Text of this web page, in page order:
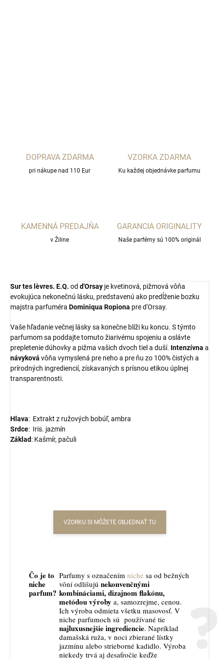
DOPRAVA ZDARMA
pri nákupe nad 110 Eur
VZORKA ZDARMA
Ku každej objednávke parfumu
KAMENNÁ PREDAJŇA
v Žiline
GARANCIA ORIGINALITY
Naše parfémy sú 100% originál
Sur tes lèvres. E.Q. od d'Orsay je kvetinová, pižmová vôňa
evokujúca nekonečnú lásku, predstavenú ako predĺženie bozku
majstra parfuméra Dominiqua Ropiona pre d'Orsay.
Vaše hľadanie večnej lásky sa konečne blíži ku koncu. S týmto
parfumom sa poddajte tomuto žiarivému spojeniu a oslávte
prepletenie dúhovky a pižma vašich dvoch tiel a duší. Intenzívna a
návyková vôňa vymyslená pre neho a pre ňu zo 100% čistých a
prírodných ingrediencií, získavaných s prísnou etikou úplnej
transparentnosti.
Hlava: Extrakt z ružových bobúľ, ambra
Srdce: Iris. jazmín
Základ: Kašmír, pačuli
VZORKU SI MÔŽETE OBJEDNAŤ TU
Čo je to
niche
parfum?
Parfumy s označením niche sa od bežných
vôní odlišujú nekonvenčnými
kombináciami, dizajnom flakónu,
metódou výroby a, samozrejme, cenou.
Ich výroba odmieta všetku masovosť. V
niche parfumoch sú používané tie
najluxusnejšie ingrediencie. Napríklad
damašská ruža, v noci zbierané lístky
jazmínu alebo strieborné kadidlo. Výroba
niekedy trvá aj desaťročie keďže